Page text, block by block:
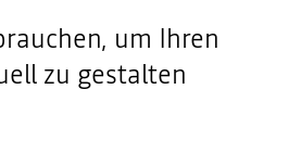
um Ihren
zu gestalten